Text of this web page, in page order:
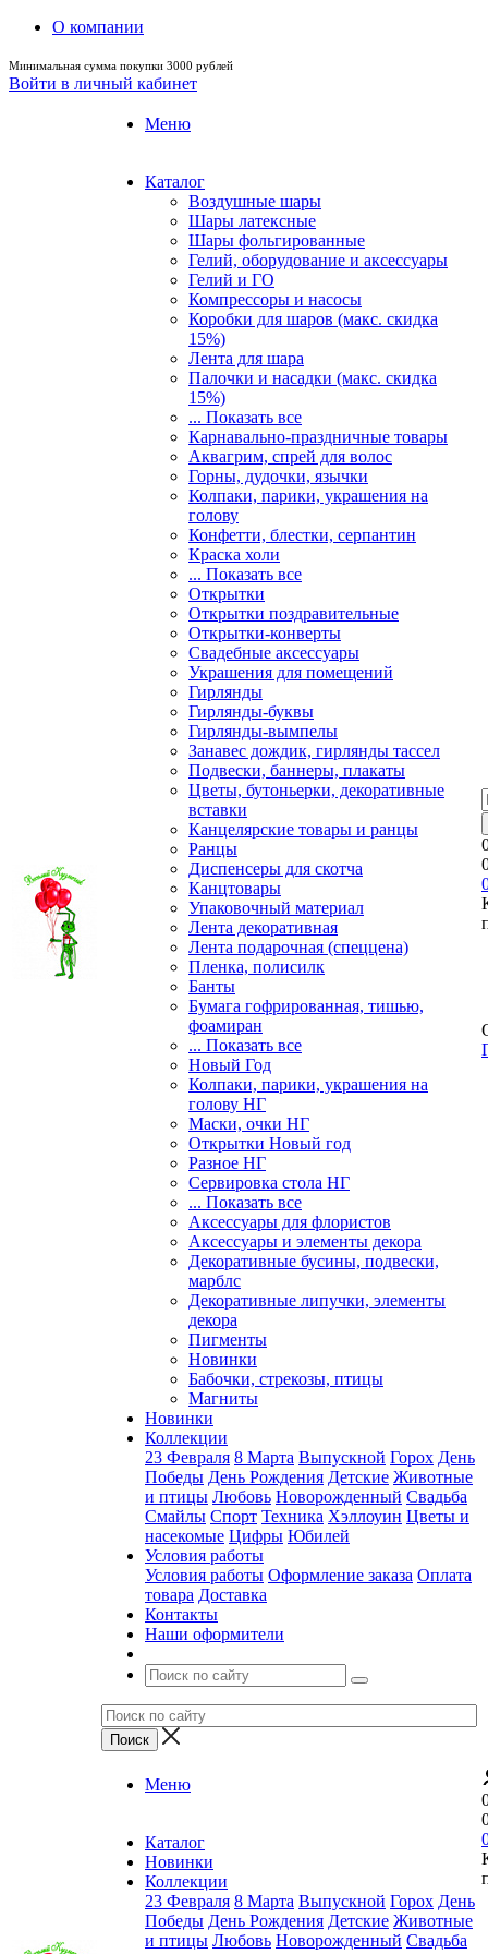
О компании
Минимальная сумма покупки 3000 рублей
Войти в личный кабинет
Меню
Каталог
Воздушные шары
Шары латексные
Шары фольгированные
Гелий, оборудование и аксессуары
Гелий и ГО
Компрессоры и насосы
Коробки для шаров (макс. скидка
15%)
Лента для шара
Палочки и насадки (макс. скидка
15%)
... Показать все
Карнавально-праздничные товары
Аквагрим, спрей для волос
Горны, дудочки, язычки
Колпаки, парики, украшения на
голову
Конфетти, блестки, серпантин
Краска холи
... Показать все
Открытки
Открытки поздравительные
Открытки-конверты
Свадебные аксессуары
Украшения для помещений
Гирлянды
Гирлянды-буквы
Гирлянды-вымпелы
Занавес дождик, гирлянды тассел
Подвески, баннеры, плакаты
Цветы, бутоньерки, декоративные
вставки
Канцелярские товары и ранцы
Ранцы
Диспенсеры для скотча
Канцтовары
Упаковочный материал
Лента декоративная
Лента подарочная (спеццена)
Пленка, полисилк
Банты
Бумага гофрированная, тишью,
фоамиран
... Показать все
Новый Год
Колпаки, парики, украшения на
голову НГ
Маски, очки НГ
Открытки Новый год
Разное НГ
Сервировка стола НГ
... Показать все
Аксессуары для флористов
Аксессуары и элементы декора
Декоративные бусины, подвески,
марблс
Декоративные липучки, элементы
декора
Пигменты
Новинки
Бабочки, стрекозы, птицы
Магниты
Новинки
Коллекции
23 Февраля 8 Марта Выпускной Горох День
Победы День Рождения Детские Животные
и птицы Любовь Новорожденный Свадьба
Смайлы Спорт Техника Хэллоуин Цветы и
насекомые Цифры Юбилей
Условия работы
Условия работы Оформление заказа Оплата
товара Доставка
Контакты
Наши оформители
Меню
Каталог
Новинки
Коллекции
23 Февраля 8 Марта Выпускной Горох День
Победы День Рождения Детские Животные
и птицы Любовь Новорожденный Свадьба